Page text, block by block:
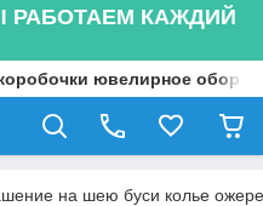
РАБОТАЕМ КАЖДИЙ
ювелирное
на шею буси колье